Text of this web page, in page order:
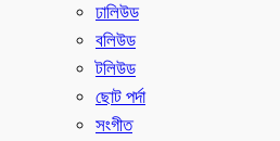
ঢালিউড
বলিউড
টলিউড
ছোট পর্দা
সংগীত